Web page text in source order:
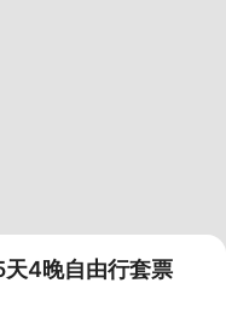
天4晚自由行套票